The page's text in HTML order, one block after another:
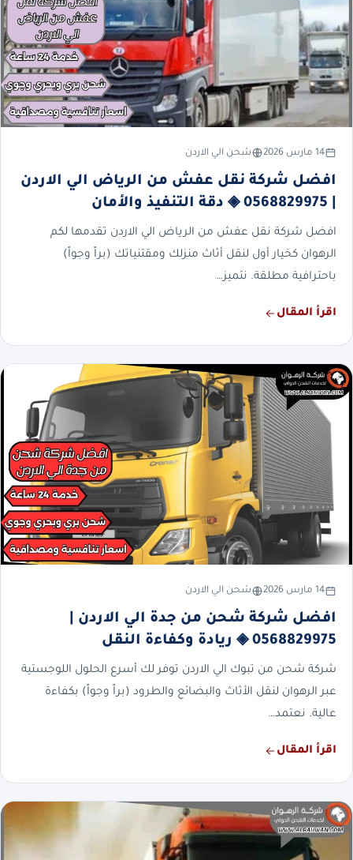
14 مارس 2026 شحن الي الاردن
افضل شركة نقل عفش من الرياض الي الاردن
افضل شركة نقل عفش من الرياض الي الاردن تقدمها لكم
الرهوان كخيار أول لنقل أثاث منزلك ومقتنياتك (براً وجواً)
باحترافية مطلقة. نتميز…
اقرأ المقال
14 مارس 2026 شحن الي الاردن
افضل شركة شحن من جدة الي الاردن |
0568829975 ◈ ريادة وكفاءة النقل
شركة شحن من تبوك الي الاردن توفر لك أسرع الحلول اللوجستية
عبر الرهوان لنقل الأثاث والبضائع والطرود (براً وجواً) بكفاءة
عالية. نعتمد…
اقرأ المقال